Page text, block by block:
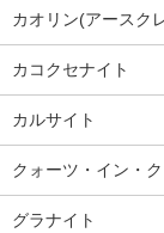
カオリン(アースク
カコクセナイト
カルサイト
クォーツ・イン・
グラナイト